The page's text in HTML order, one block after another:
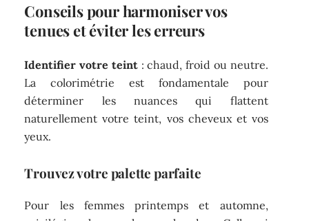
Conseils pour harmoniser vos
tenues et éviter les erreurs
Identifier votre teint: chaud, froid ou neutre.
La colorimétrie est fondamentale pour
déterminer les nuances qui flattent
naturellement votre teint, vos cheveux et vos
yeux.
Trouvez votre palette parfaite
Pour les femmes printemps et automne,